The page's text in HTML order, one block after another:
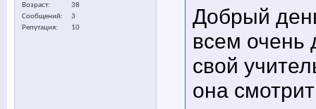
Возраст
38
Сообщений
3
Репутация
10
Добрый
всем очень
свой
она